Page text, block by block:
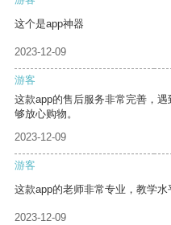
这个是app神器
2023-12-09
游客
这款app的售后服务非常完善，
够放心购物。
2023-12-09
游客
这款app的老师非常专业，教学水
2023-12-09